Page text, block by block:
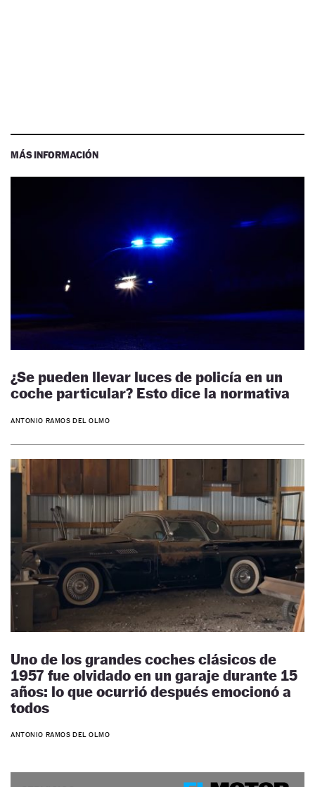
MÁS INFORMACIÓN
¿Se pueden llevar luces de policía en un
coche particular? Esto dice la normativa
ANTONIO RAMOS DEL OLMO
Uno de los grandes coches clásicos de
1957 fue olvidado en un garaje durante 15
años: lo que ocurrió después emocionó a
todos
ANTONIO RAMOS DEL OLMO